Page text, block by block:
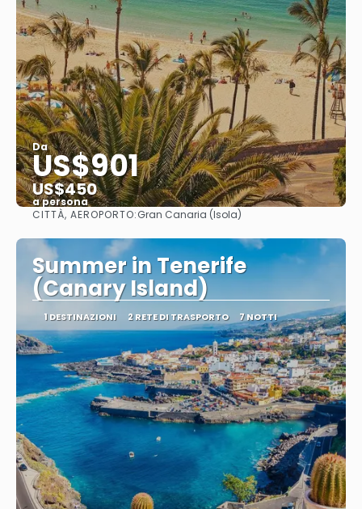
Da
US$901
US$450
a persona
Vedere
CITTÀ, AEROPORTO:Gran Canaria (Isola)
Summer in Tenerife
(Canary Island)
1 DESTINAZIONI 2 RETE DI TRASPORTO 7 NOTTI